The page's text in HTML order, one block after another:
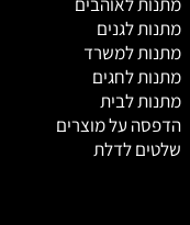
מתנות לגנים
מתנות למשרד
מתנות לחגים
מתנות לבית
הדפסה על מוצרים
שלטים לדלת